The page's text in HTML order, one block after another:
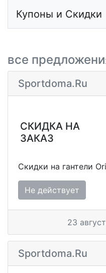
Купоны и Скидки
все
Sportdoma.ru
СКИДКА НА
ЗАКАЗ
Скидки на гантели
Не действует
23
Sportdoma.ru